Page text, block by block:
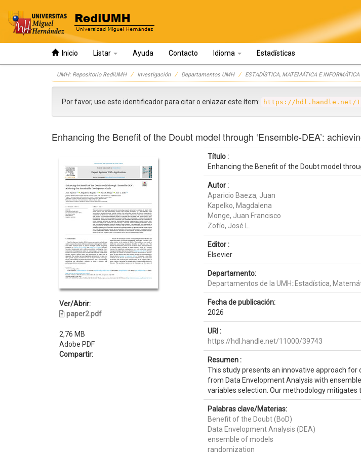
Inicio Listar Ayuda Contacto Idioma Estadísticas
UMH: Repositorio RediUMH Investigación Departamentos UMH ESTADÍSTICA, MATEMÁTICA E INFORMÁTICA
Por favor, use este identificador para citar o enlazar este ítem: https://hdl.handle.net/
Enhancing the Benefit of the Doubt model through ‘Ensemble-DEA’:
Ver/Abrir:
paper2.pdf
2,76 MB
Adobe PDF
Compartir:
Título :
Enhancing the Benefit of the Doubt model
Autor :
Aparicio Baeza, Juan
Kapelko, Magdalena
Monge, Juan Francisco
Zofío, José L.
Editor :
Elsevier
Departamento:
Departamentos de la UMH::Estadística,
Fecha de publicación:
2026
URI :
https://hdl.handle.net/11000/39743
Resumen :
This study presents an innovative approach
from Data Envelopment Analysis with
variables selection. Our methodology mitigates
Palabras clave/Materias:
Benefit of the Doubt (BoD)
Data Envelopment Analysis (DEA)
ensemble of models
randomization